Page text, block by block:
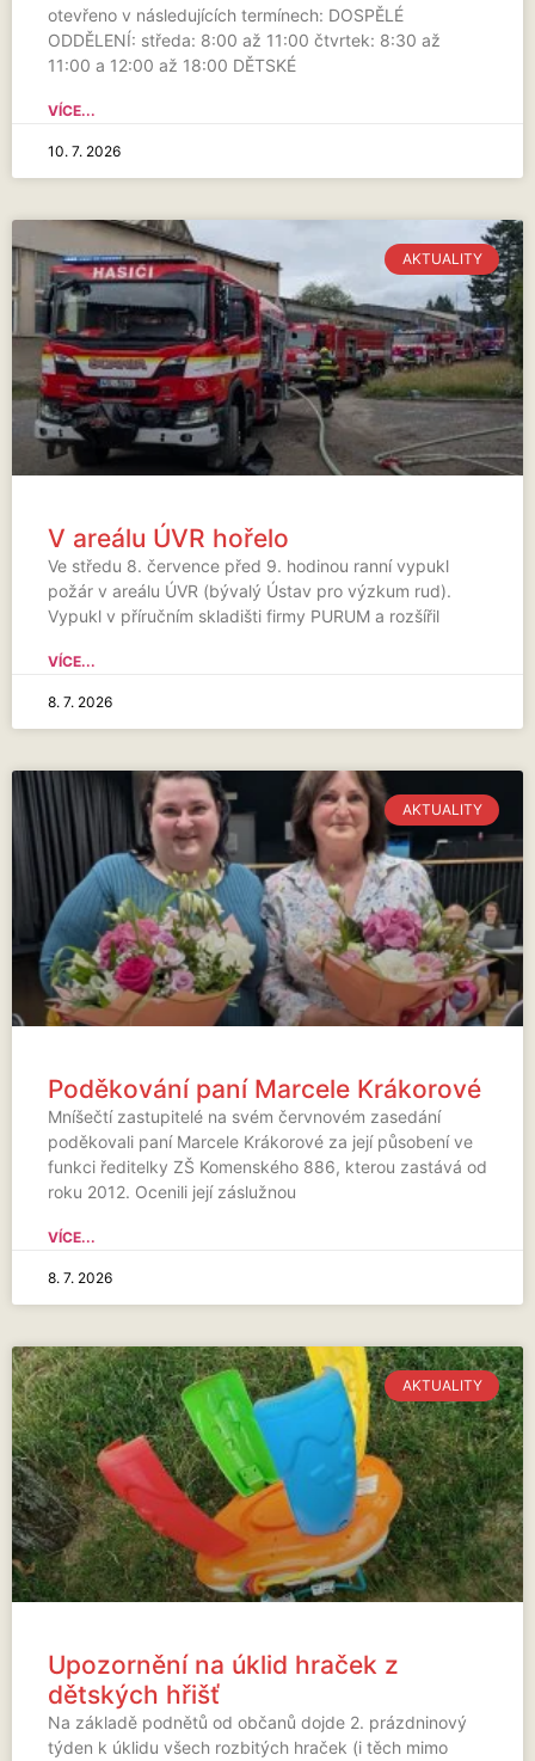
otevřeno v následujících termínech: DOSPĚLÉ
ODDĚLENÍ: středa: 8:00 až 11:00 čtvrtek: 8:30 až
11:00 a 12:00 až 18:00 DĚTSKÉ
VÍCE...
10. 7. 2026
AKTUALITY
V areálu ÚVR hořelo
Ve středu 8. července před 9. hodinou ranní vypukl
požár v areálu ÚVR (bývalý Ústav pro výzkum rud).
Vypukl v příručním skladišti firmy PURUM a rozšířil
VÍCE...
8. 7. 2026
AKTUALITY
Poděkování paní Marcele Krákorové
Mníšečtí zastupitelé na svém červnovém zasedání
poděkovali paní Marcele Krákorové za její působení ve
funkci ředitelky ZŠ Komenského 886, kterou zastává od
roku 2012. Ocenili její záslužnou
VÍCE...
8. 7. 2026
AKTUALITY
Upozornění na úklid hraček z
dětských hřišť
Na základě podnětů od občanů dojde 2. prázdninový
týden k úklidu všech rozbitých hraček (i těch mimo